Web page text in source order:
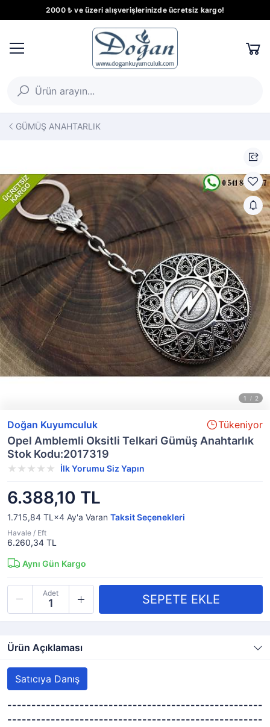
2000 ₺ ve üzeri alışverişlerinizde ücretsiz kargo!
GÜMÜŞ ANAHTARLIK
Doğan Kuyumculuk Tükeniyor
Opel Amblemli Oksitli Telkari Gümüş Anahtarlık
Stok Kodu:2017319
İlk Yorumu Siz Yapın
6.388,10 TL
1.715,84 TL×4 Ay'a Varan Taksit Seçenekleri
Havale / Eft
6.260,34 TL
Aynı Gün Kargo
Adet
Ürün Açıklaması
Satıcıya Danış
-----------------------------------------------------
-----------------------------------------------------